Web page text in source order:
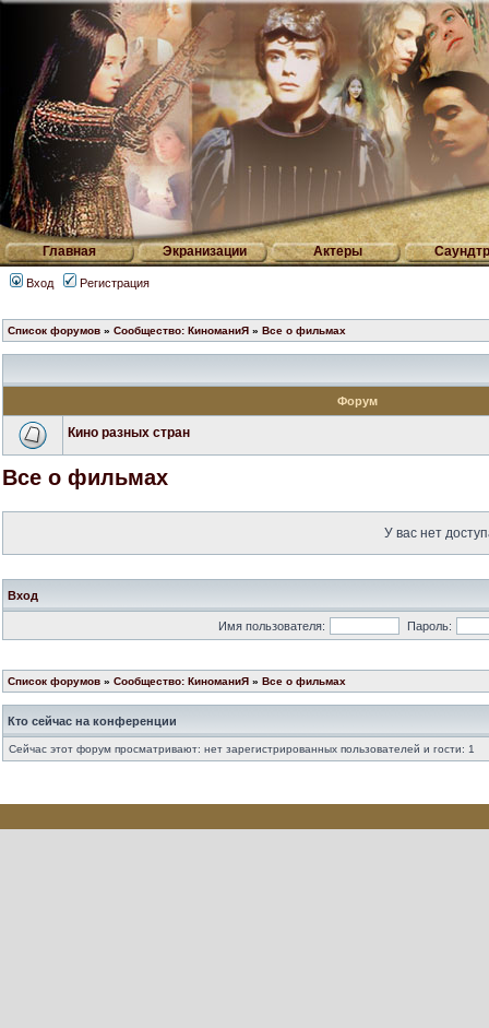
Главная Экранизации Актеры
Вход Регистрация
Список форумов » Сообщество: КиноманиЯ » Все о фильмах
Форум
Кино разных стран
Все о фильмах
У вас нет
Вход
Имя пользователя: Пароль:
Список форумов » Сообщество: КиноманиЯ » Все о фильмах
Кто сейчас на конференции
Сейчас этот форум просматривают: нет зарегистрированных пользователей и гости: 1